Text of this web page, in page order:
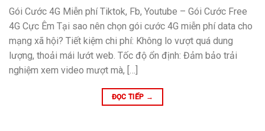
Gói Cước 4G Miễn phí Tiktok, Fb, Youtube – Gói Cước Free
4G Cực Êm Tại sao nên chọn gói cước 4G miễn phí data cho
mạng xã hội? Tiết kiệm chi phí: Không lo vượt quá dung
lượng, thoải mái lướt web. Tốc độ ổn định: Đảm bảo trải
nghiệm xem video mượt mà, […]
ĐỌC TIẾP →